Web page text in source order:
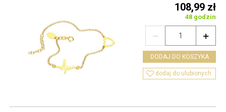
108,99 zł
48 godzin


DODAJ DO KOSZYKA
 dodaj do ulubionych